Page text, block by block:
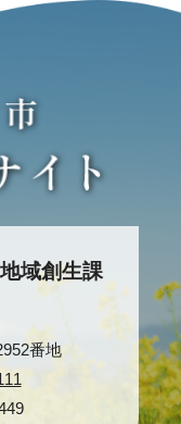
域創生課
番地